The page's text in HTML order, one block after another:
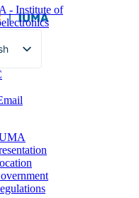
- Institute of